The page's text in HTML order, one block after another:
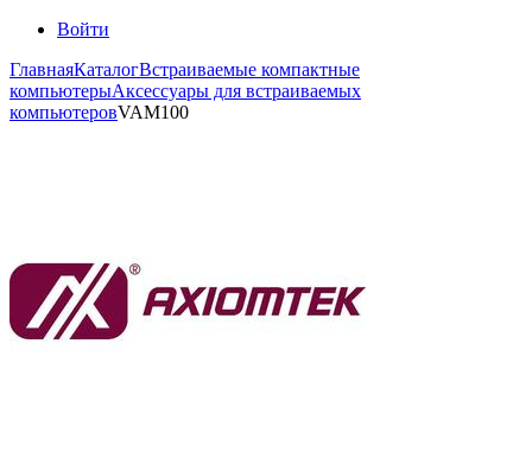
Войти
ГлавнаяКаталогВстраиваемые компактные
компьютерыАксессуары для встраиваемых
компьютеровVAM100